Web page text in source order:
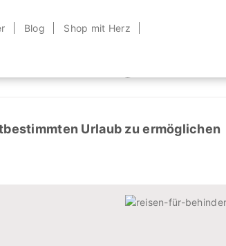
Blog Shop mit Herz
Urlaub zu ermöglichen